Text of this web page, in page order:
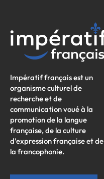
Impératif français est un
organisme culturel de
recherche et de
communication voué à la
promotion de la langue
française, de la culture
d’expression française et de
la francophonie.